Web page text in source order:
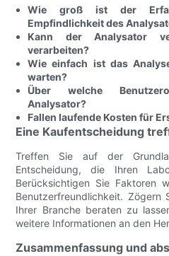
Wie groß ist der
Empfindlichkeit des
Kann der Analysator
verarbeiten?
Wie einfach ist das
warten?
Über welche
Analysator?
Fallen laufende Kosten für
Eine Kaufentscheidung
Treffen Sie auf der
Entscheidung, die Ihren
Berücksichtigen Sie Faktoren
Benutzerfreundlichkeit. Zögern
Ihrer Branche beraten zu
weitere Informationen an den
Zusammenfassung und